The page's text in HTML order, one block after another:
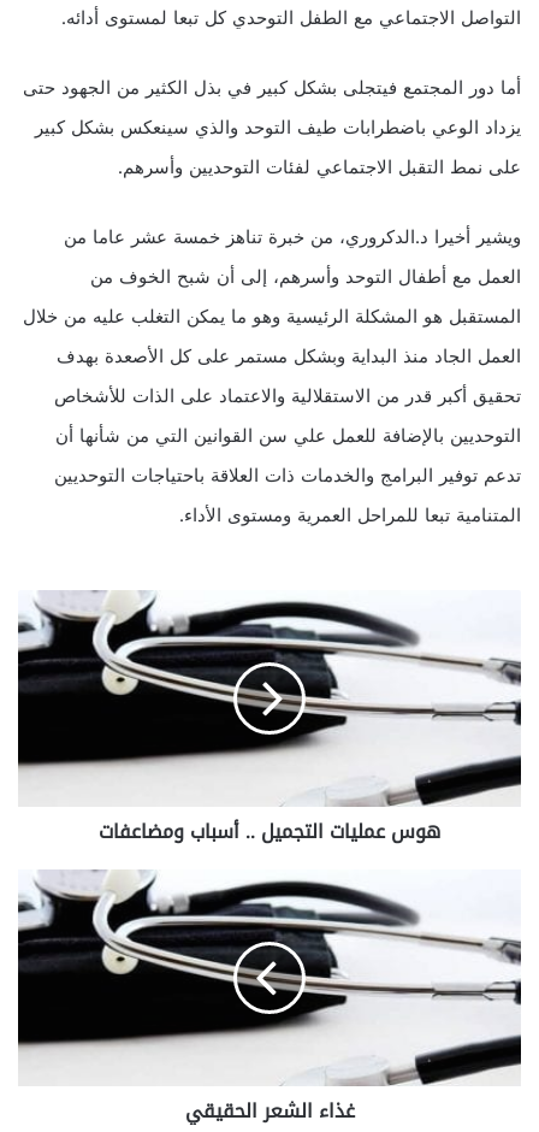
التواصل الاجتماعي مع الطفل التوحدي كل تبعا لمستوى أدائه.
أما دور المجتمع فيتجلى بشكل كبير في بذل الكثير من الجهود حتى
يزداد الوعي باضطرابات طيف التوحد والذي سينعكس بشكل كبير
على نمط التقبل الاجتماعي لفئات التوحديين وأسرهم.
ويشير أخيرا د.الدكروري، من خبرة تناهز خمسة عشر عاما من
العمل مع أطفال التوحد وأسرهم، إلى أن شبح الخوف من
المستقبل هو المشكلة الرئيسية وهو ما يمكن التغلب عليه من خلال
العمل الجاد منذ البداية وبشكل مستمر على كل الأصعدة بهدف
تحقيق أكبر قدر من الاستقلالية والاعتماد على الذات للأشخاص
التوحديين بالإضافة للعمل علي سن القوانين التي من شأنها أن
تدعم توفير البرامج والخدمات ذات العلاقة باحتياجات التوحديين
المتنامية تبعا للمراحل العمرية ومستوى الأداء.
س
ع
م
ل
ي
ا
ت
م
ي
ل
.
.
أ
س
هوس عمليات التجميل .. أسباب ومضاعفات
ا
ء
ا
ل
ش
ع
ر
غذاء الشعر الحقيقي